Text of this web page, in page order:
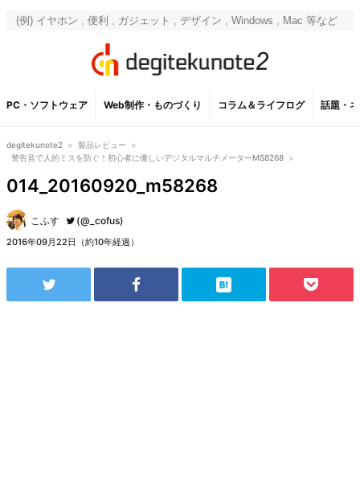
PC・ソフトウェア Web制作・ものづくり コラム＆ライフログ 話題・
degitekunote2 > 製品レビュー
>
警告音で人的ミスを防ぐ！初心者に優しいデジタルマルチメーターMS8268 >
014_20160920_m58268
こふす (@_cofus)
2016年09月22日（約10年経過）